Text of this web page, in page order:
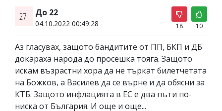
27. До 22
04.10.2022 00:49:28 18 10
Аз гласувах, защото бандитите от ПП, БКП и ДБ
докараха народа до просешка тояга. Защото
искам възрастни хора да не търкат билетчетата
на Божков, а Василев да се върне и да обясни за
КТБ. Защото инфлацията в ЕС е два пъти по-
ниска от България. И още и още...